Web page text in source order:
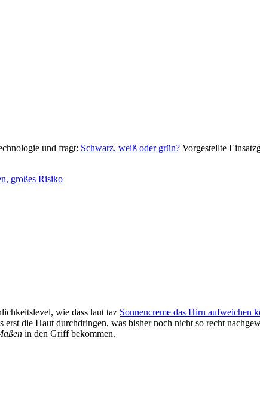
und fragt: Schwarz, weiß oder grün? Vorgestellte
großes Risiko
wie dass laut taz Sonnencreme das Hirn aufweichen
die Haut durchdringen, was bisher noch nicht so recht
in den Griff bekommen.